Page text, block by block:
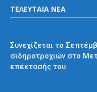
ΤΕΛΕΥΤΑΙΑ ΝΕΑ
Συνεχίζεται το
σιδηροτροχιών στο
επέκτασής του